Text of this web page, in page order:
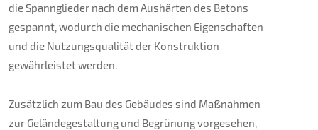
die Spannglieder nach dem Aushärten des Betons
gespannt, wodurch die mechanischen Eigenschaften
und die Nutzungsqualität der Konstruktion
gewährleistet werden.
Zusätzlich zum Bau des Gebäudes sind Maßnahmen
zur Geländegestaltung und Begrünung vorgesehen,